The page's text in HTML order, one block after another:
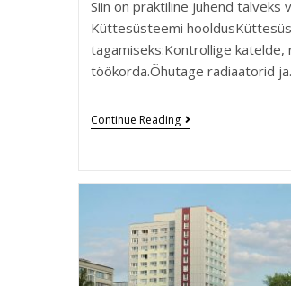
Siin on praktiline juhend talveks
Küttesüsteemi
tagamiseks:Kontrollige
töökorda.Õhutage radiaatorid
Continue Reading